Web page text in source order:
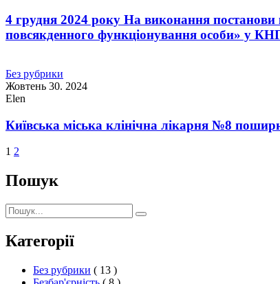
4 грудня 2024 року На виконання постанови
повсякденного функціонування особи» у
Без рубрики
Жовтень 30. 2024
Elen
Київська міська клінічна лікарня №8
1 2
Пошук
Пошук:
Пошук
Категорії
Без рубрики ( 13 )